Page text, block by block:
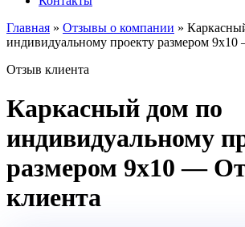
Главная » Отзывы о компании »
индивидуальному проекту размером
Отзыв клиента
Каркасный дом по
индивидуальному
размером 9х10 —
клиента